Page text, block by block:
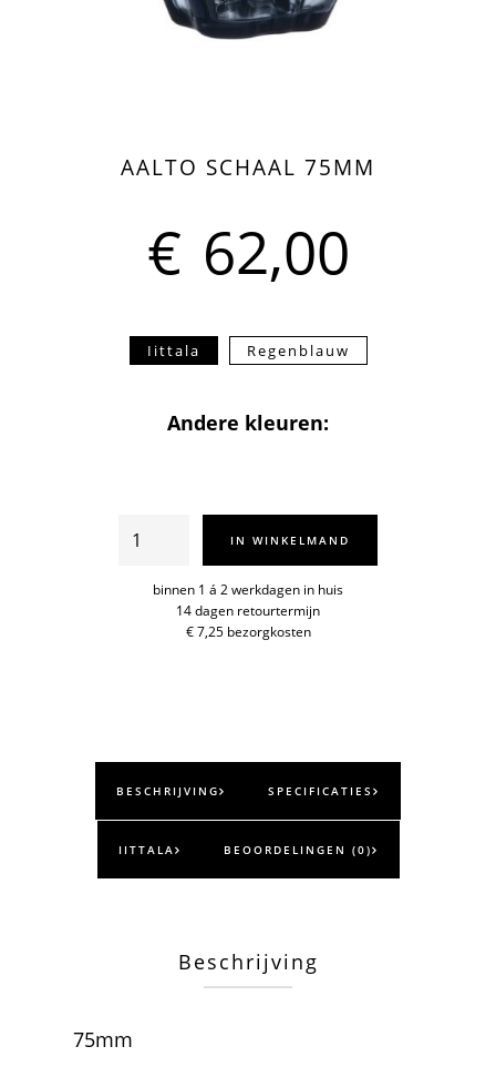
AALTO SCHAAL 75MM
€ 62,00
Iittala Regenblauw
Andere kleuren:
Aalto
75mm
IN WINKELMAND
binnen 1 á 2 werkdagen in huis
14 dagen retourtermijn
€ 7,25 bezorgkosten
BESCHRIJVING SPECIFICATIES
IITTALA BEOORDELINGEN (0)
Beschrijving
75mm